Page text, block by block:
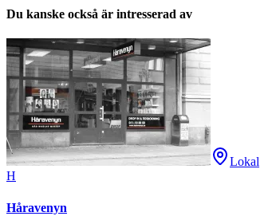
Du kanske också är intresserad av
Lokal
H
Håravenyn